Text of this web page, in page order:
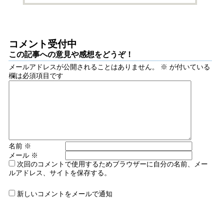
コメント受付中
この記事への意見や感想をどうぞ！
メールアドレスが公開されることはありません。 ※ が付いている
欄は必須項目です
名前 ※
メール ※
次回のコメントで使用するためブラウザーに自分の名前、メー
ルアドレス、サイトを保存する。
新しいコメントをメールで通知